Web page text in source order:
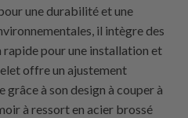
une durabilité et une
il intègre des
pour une installation et
offre un ajustement
à son design à couper à
à ressort en acier brossé